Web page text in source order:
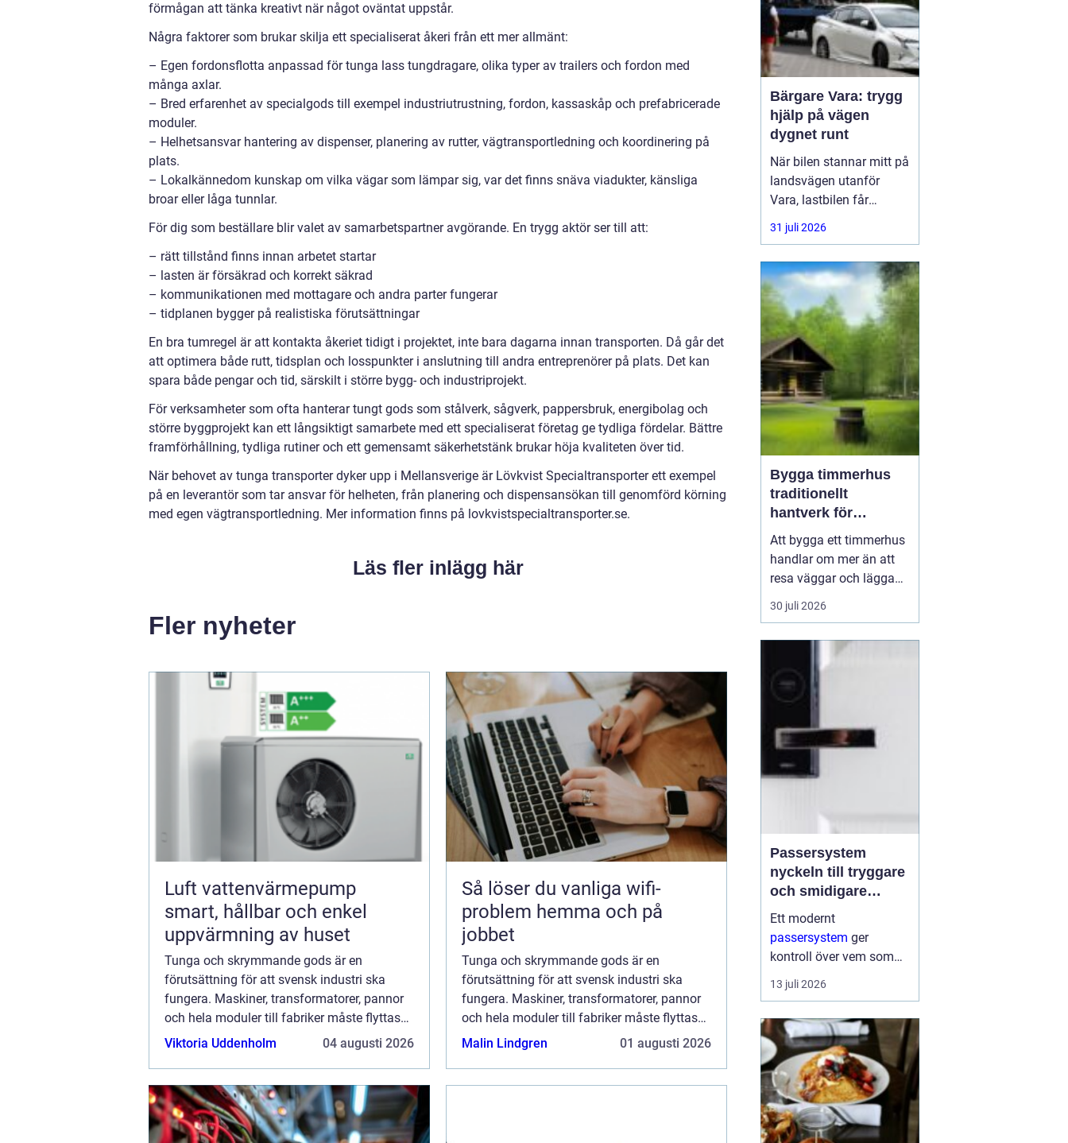
förmågan att tänka kreativt när något oväntat uppstår.
Några faktorer som brukar skilja ett specialiserat åkeri från ett mer allmänt:
– Egen fordonsflotta anpassad för tunga lass tungdragare, olika typer av trailers och fordon med
många axlar.
– Bred erfarenhet av specialgods till exempel industriutrustning, fordon, kassaskåp och prefabricerade
moduler.
– Helhetsansvar hantering av dispenser, planering av rutter, vägtransportledning och koordinering på
plats.
– Lokalkännedom kunskap om vilka vägar som lämpar sig, var det finns snäva viadukter, känsliga
broar eller låga tunnlar.
För dig som beställare blir valet av samarbetspartner avgörande. En trygg aktör ser till att:
– rätt tillstånd finns innan arbetet startar
– lasten är försäkrad och korrekt säkrad
– kommunikationen med mottagare och andra parter fungerar
– tidplanen bygger på realistiska förutsättningar
En bra tumregel är att kontakta åkeriet tidigt i projektet, inte bara dagarna innan transporten. Då går det
att optimera både rutt, tidsplan och losspunkter i anslutning till andra entreprenörer på plats. Det kan
spara både pengar och tid, särskilt i större bygg- och industriprojekt.
För verksamheter som ofta hanterar tungt gods som stålverk, sågverk, pappersbruk, energibolag och
större byggprojekt kan ett långsiktigt samarbete med ett specialiserat företag ge tydliga fördelar. Bättre
framförhållning, tydliga rutiner och ett gemensamt säkerhetstänk brukar höja kvaliteten över tid.
När behovet av tunga transporter dyker upp i Mellansverige är Lövkvist Specialtransporter ett exempel
på en leverantör som tar ansvar för helheten, från planering och dispensansökan till genomförd körning
med egen vägtransportledning. Mer information finns på lovkvistspecialtransporter.se.
Läs fler inlägg här
Fler nyheter
Luft vattenvärmepump
smart, hållbar och enkel
uppvärmning av huset
Tunga och skrymmande gods är en
förutsättning för att svensk industri ska
fungera. Maskiner, transformatorer, pannor
och hela moduler till fabriker måste flyttas
mellan orter, ibland över hela landet. Bakom
Viktoria Uddenholm 04 augusti 2026
Så löser du vanliga wifi-
problem hemma och på
jobbet
Tunga och skrymmande gods är en
förutsättning för att svensk industri ska
fungera. Maskiner, transformatorer, pannor
och hela moduler till fabriker måste flyttas
mellan orter, ibland över hela landet. Bakom
Malin Lindgren 01 augusti 2026
Bärgare Vara: trygg
hjälp på vägen
dygnet runt
När bilen stannar mitt på
landsvägen utanför
Vara, lastbilen får
punktering i
rusningstrafik eller
på väg genom
Skaraborg är trygg och
snabb hjälp avgörande.
En
31 juli 2026
Bygga timmerhus
traditionellt
hantverk för
moderna behov
Att bygga ett timmerhus
handlar om mer än att
resa väggar och lägga
ett tak. Ett timmerhus är
ett långsiktigt hem,
som andas, åldras
vackert och ger en varm,
ombonad känsla.
att fler söker hållbara
boen...
30 juli 2026
Passersystem
nyckeln till tryggare
och smidigare
tillträde
Ett modernt
passersystem ger
kontroll över vem som
får komma in i en
byggnad, när de får
utrymmen. I stället för
fysiska nycklar används
ofta brickor, kort,...
13 juli 2026